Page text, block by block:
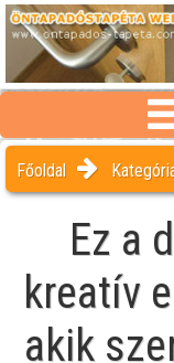
Főoldal
Ez a
kreatív
akik